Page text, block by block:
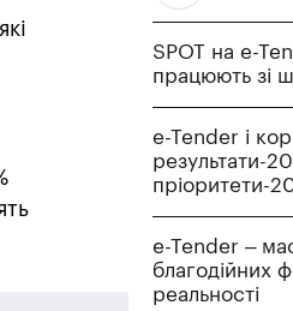
SPOT на e-
працюють зі
e-Tender і
результати-
пріоритети-
e-Tender –
благодійних
реальності